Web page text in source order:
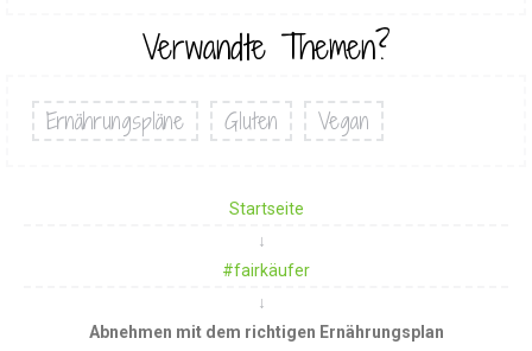
Verwandte Themen?
Ernährungspläne Gluten Vegan
Startseite
#fairkäufer
Abnehmen mit dem richtigen Ernährungsplan